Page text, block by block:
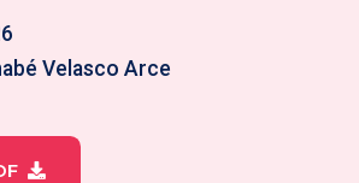
Velasco Arce